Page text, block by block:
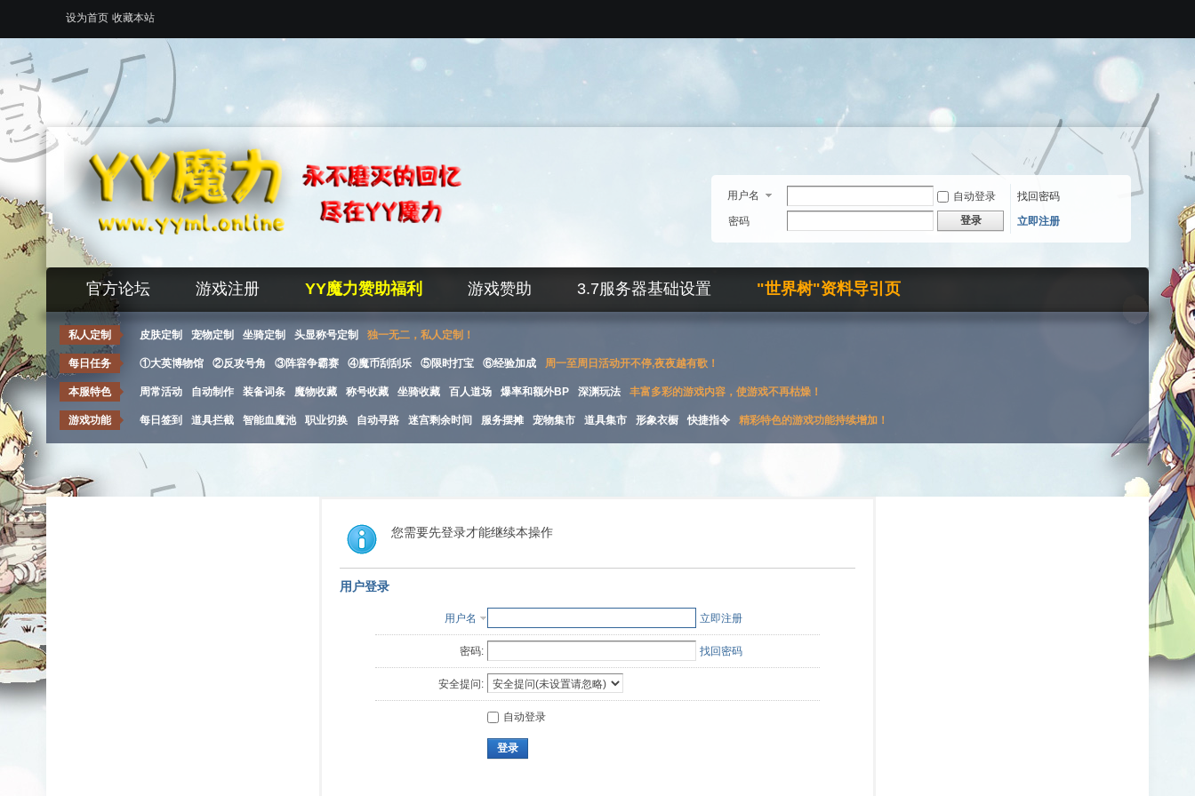
设为首页 收藏本站
用户名 自动登录
找回密码
密码
登录 立即注册
官方论坛 游戏注册 YY魔力赞助福利 游戏赞助 3.7服务器基础设置 "世界树"资料导引页
私人定制 皮肤定制 宠物定制 坐骑定制 头显称号定制 独一无二，私人定制！
每日任务 ①大英博物馆 ②反攻号角 ③阵容争霸赛 ④魔币刮刮乐 ⑤限时打宝 ⑥经验加成 周一至周日活动开不停,夜夜越有歌！
本服特色 周常活动 自动制作 装备词条 魔物收藏 称号收藏 坐骑收藏 百人道场 爆率和额外BP 深渊玩法 丰富多彩的游戏内容，使游戏不再枯燥！
游戏功能 每日签到 道具拦截 智能血魔池 职业切换 自动寻路 迷宫剩余时间 服务摆摊 宠物集市 道具集市 形象衣橱 快捷指令 精彩特色的游戏功能持续增加！
您需要先登录才能继续本操作
用户登录
用户名 立即注册
密码: 找回密码
安全提问:
自动登录
登录